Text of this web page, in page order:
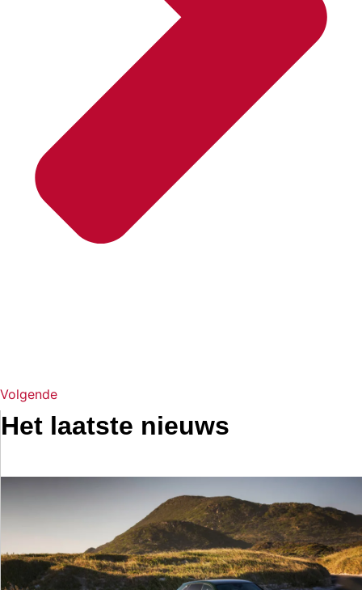
Volgende
Het laatste nieuws